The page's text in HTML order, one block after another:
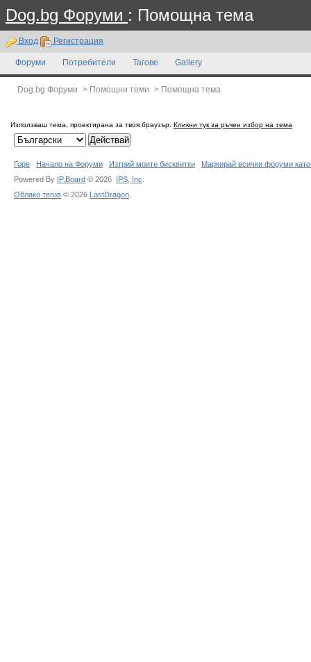
Dog.bg Форуми : Помощна тема
Вход Регистрация
Форуми Потребители Тагове Gallery
Dog.bg Форуми > Помощни теми > Помощна тема
Използваш тема, проектирана за твоя браузър. Кликни тук за ръчен избор на тема
Горе Начало на Форуми Изтрий моите бисквитки
Маркирай всички форуми
Powered By IP.Board © 2026 IPS, Inc
Облако тегов © 2026 LastDragon